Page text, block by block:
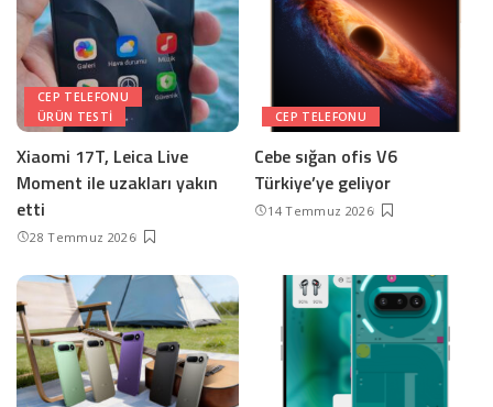
CEP TELEFONU
ÜRÜN TESTI
Xiaomi 17T, Leica Live
Moment ile uzakları yakın
etti
28 Temmuz 2026
CEP TELEFONU
Cebe sığan ofis V6
Türkiye’ye geliyor
14 Temmuz 2026